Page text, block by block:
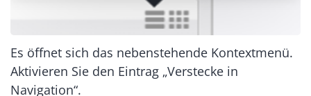
Es öffnet sich das nebenstehende Kontextmenü.
Aktivieren Sie den Eintrag „Verstecke in
Navigation“.